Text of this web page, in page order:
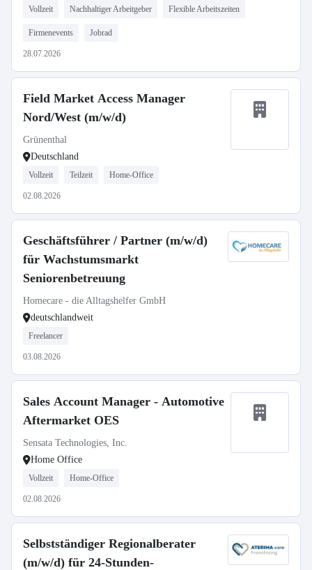
Vollzeit Nachhaltiger Arbeitgeber Flexible Arbeitszeiten
Firmenevents Jobrad
28.07.2026
Field Market Access Manager
Nord/West (m/w/d)
Grünenthal
Deutschland
Vollzeit Teilzeit Home-Office
02.08.2026
Geschäftsführer / Partner (m/w/d)
für Wachstumsmarkt
Seniorenbetreuung
Homecare - die Alltagshelfer GmbH
deutschlandweit
Freelancer
03.08.2026
Sales Account Manager - Automotive
Aftermarket OES
Sensata Technologies, Inc.
Home Office
Vollzeit Home-Office
02.08.2026
Selbstständiger Regionalberater
(m/w/d) für 24-Stunden-